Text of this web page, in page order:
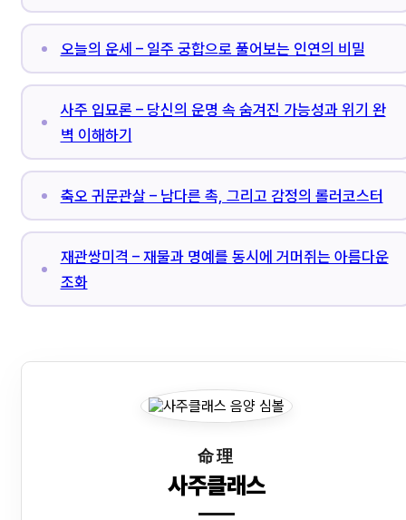
오늘의 운세 – 일주 궁합으로 풀어보는 인연의 비밀
사주 입묘론 – 당신의 운명 속 숨겨진 가능성과 위기 완
벽 이해하기
축오 귀문관살 – 남다른 촉, 그리고 감정의 롤러코스터
재관쌍미격 – 재물과 명예를 동시에 거머쥐는 아름다운
조화
命理
사주클래스